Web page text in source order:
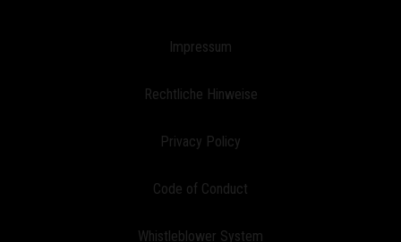
Impressum
Rechtliche Hinweise
Privacy Policy
Code of Conduct
Whistleblower System